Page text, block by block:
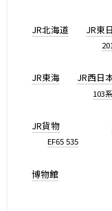
JR北海道 JR東
JR東海 JR西日
103系
JR貨物
EF65 535
博物館